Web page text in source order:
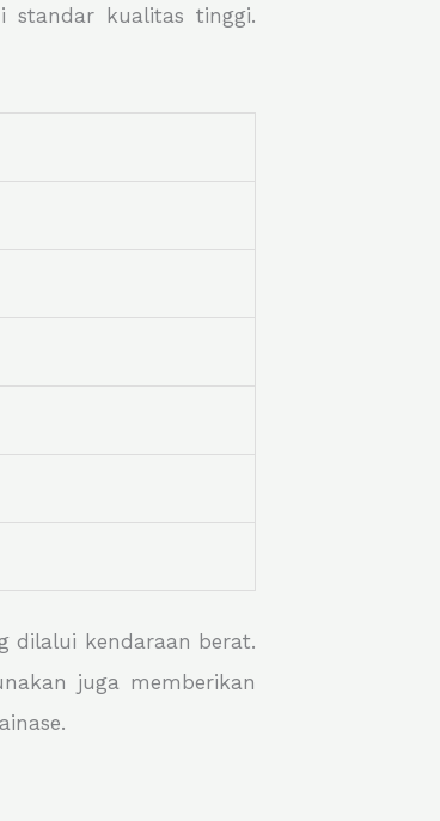
standar kualitas tinggi.
dilalui kendaraan berat.
juga memberikan